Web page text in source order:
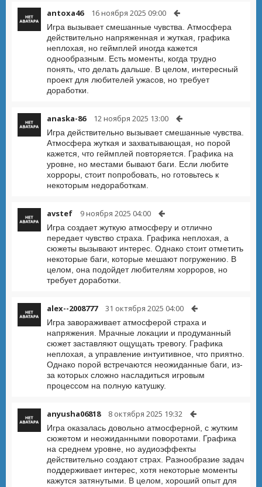
antoxa46 16 ноября 2025 09:00
Игра вызывает смешанные чувства. Атмосфера
действительно напряженная и жуткая, графика
неплохая, но геймплей иногда кажется
однообразным. Есть моменты, когда трудно
понять, что делать дальше. В целом, интересный
проект для любителей ужасов, но требует
доработки.
anaska-86 12 ноября 2025 13:00
Игра действительно вызывает смешанные чувства.
Атмосфера жуткая и захватывающая, но порой
кажется, что геймплей повторяется. Графика на
уровне, но местами бывают баги. Если любите
хорроры, стоит попробовать, но готовьтесь к
некоторым недоработкам.
avstef 9 ноября 2025 04:00
Игра создает жуткую атмосферу и отлично
передает чувство страха. Графика неплохая, а
сюжеты вызывают интерес. Однако стоит отметить
некоторые баги, которые мешают погружению. В
целом, она подойдет любителям хорроров, но
требует доработки.
alex--2008777 31 октября 2025 04:00
Игра завораживает атмосферой страха и
напряжения. Мрачные локации и продуманный
сюжет заставляют ощущать тревогу. Графика
неплохая, а управление интуитивное, что приятно.
Однако порой встречаются неожиданные баги, из-
за которых сложно насладиться игровым
процессом на полную катушку.
anyusha06818 8 октября 2025 19:32
Игра оказалась довольно атмосферной, с жутким
сюжетом и неожиданными поворотами. Графика
на среднем уровне, но аудиоэффекты
действительно создают страх. Разнообразие задач
поддерживает интерес, хотя некоторые моменты
кажутся затянутыми. В целом, хороший опыт для